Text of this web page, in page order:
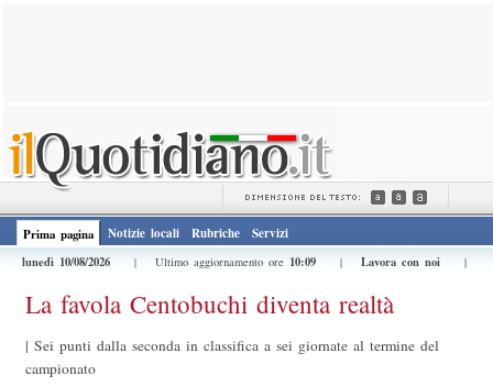
Prima pagina Notizie locali Rubriche
Servizi
lunedì 10/08/2026
| Ultimo aggiornamento ore 10:09 | Lavora con noi |
La favola Centobuchi diventa realtà
| Sei punti dalla seconda in classifica a sei giornate al termine del
campionato